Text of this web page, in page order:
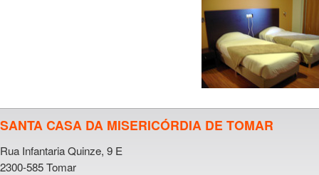
SANTA CASA DA MISERICÓRDIA DE TOMAR
Rua Infantaria Quinze, 9 E
2300-585 Tomar